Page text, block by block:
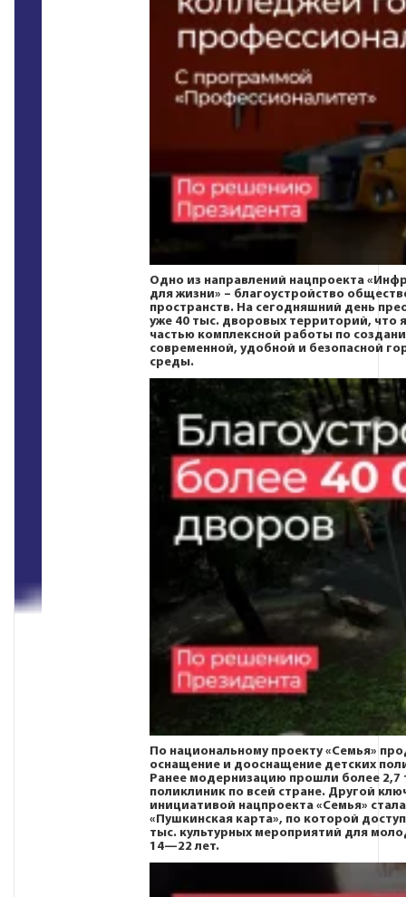
Одно из направлений нацпроекта
для жизни» – благоустройство
пространств. На сегодняшний день
уже 40 тыс. дворовых территорий, что
частью комплексной работы по
современной, удобной и безопасной
среды.
По национальному проекту «Семья»
оснащение и дооснащение детских
Ранее модернизацию прошли более 2,7
поликлиник по всей стране. Другой
инициативой нацпроекта «Семья»
«Пушкинская карта», по которой
тыс. культурных мероприятий для
14—22 лет.